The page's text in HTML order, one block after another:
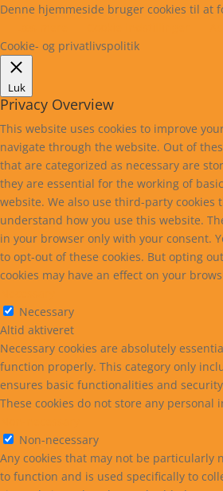
Denne hjemmeside bruger cookies til at
Cookie- og privatlivspolitik
Luk
Privacy Overview
This website uses cookies to improve
navigate through the website. Out of
that are categorized as necessary are
they are essential for the working of
website. We also use third-party cookies
understand how you use this website.
in your browser only with your consent.
to opt-out of these cookies. But opting
cookies may have an effect on your
Necessary
Altid aktiveret
Necessary cookies are absolutely
function properly. This category only
ensures basic functionalities and
These cookies do not store any personal
Non-necessary
Any cookies that may not be particularly
to function and is used specifically to